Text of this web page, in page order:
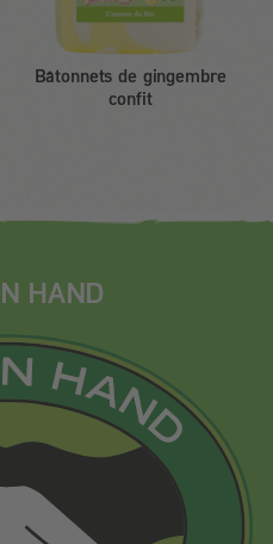
Bâtonnets de gingembre
confit
HAND